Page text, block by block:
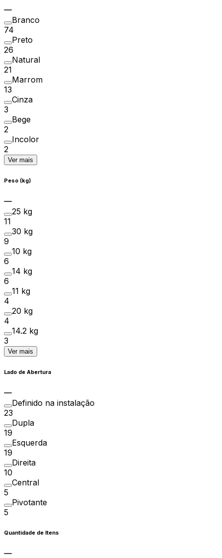
Branco
74
Preto
26
Natural
21
Marrom
13
Cinza
3
Bege
2
Incolor
2
Ver mais
Peso (kg)
25 kg
11
30 kg
9
10 kg
6
14 kg
6
11 kg
4
20 kg
4
14.2 kg
3
Ver mais
Lado de Abertura
Definido na instalação
23
Dupla
19
Esquerda
19
Direita
10
Central
5
Pivotante
5
Quantidade de Itens